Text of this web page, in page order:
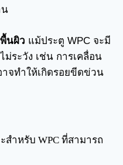
น
นผิว แม้ประตู WPC จะมี
ระวัง เช่น การเคลื่อน
าจทำให้เกิดรอยขีดข่วน
ำหรับ WPC ที่สามารถ